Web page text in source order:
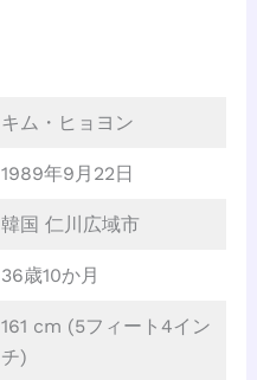
キム・ヒョヨン
1989年9月22日
韓国 仁川広域市
36歳10か月
161 cm (5フィート4イン
チ)